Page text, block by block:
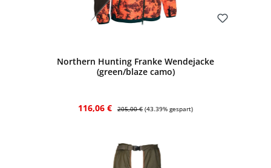
Northern Hunting Franke Wendejacke
(green/blaze camo)
Verkaufspreis:
116,06 € Regulärer Preis:
205,00 € (43.39% gespart)